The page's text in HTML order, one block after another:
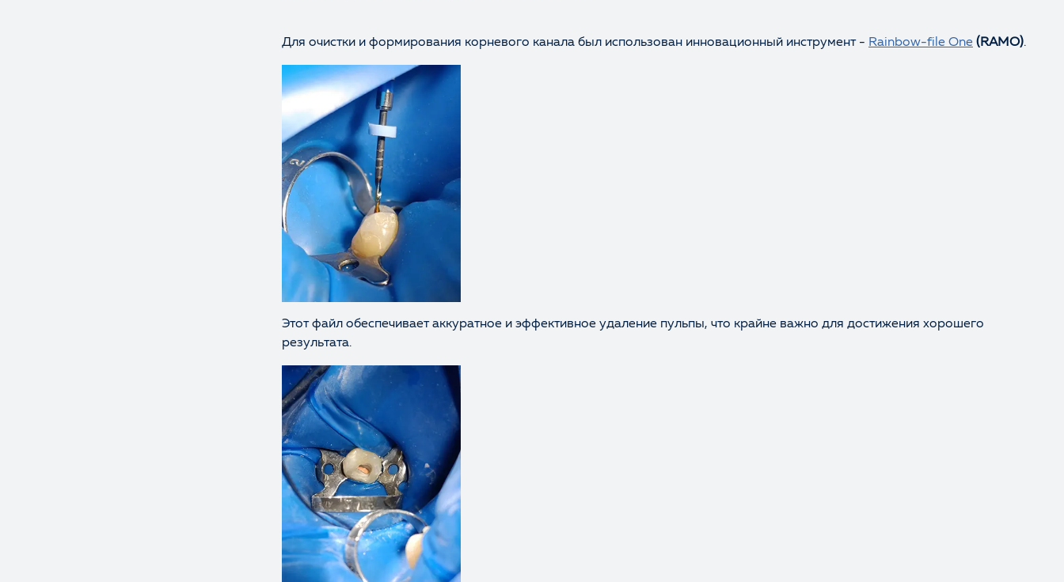
Для очистки и формирования корневого канала был использован инновационный инструмент - Rainbow-file One (RAMO).
Этот файл обеспечивает аккуратное и эффективное удаление пульпы, что крайне важно для достижения хорошего
результата.